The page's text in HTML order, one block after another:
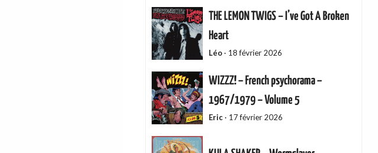
THE LEMON TWIGS – I’ve Got A Broken
Heart
Léo· 18 février 2026
WIZZZ! – French psychorama –
1967/1979 – Volume 5
Eric· 17 février 2026